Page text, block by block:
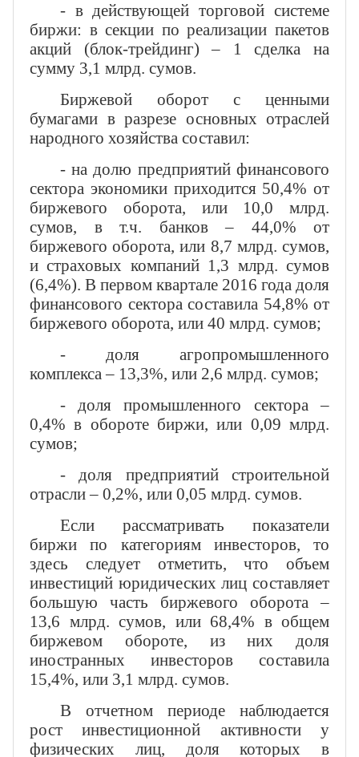
- в действующей торговой системе
биржи: в секции по реализации пакетов
акций (блок-трейдинг) – 1 сделка на
сумму 3,1 млрд. сумов.
Биржевой оборот с ценными
бумагами в разрезе основных отраслей
народного хозяйства составил:
- на долю предприятий финансового
сектора экономики приходится 50,4% от
биржевого оборота, или 10,0 млрд.
сумов, в т.ч. банков – 44,0% от
биржевого оборота, или 8,7 млрд. сумов,
и страховых компаний 1,3 млрд. сумов
(6,4%). В первом квартале 2016 года доля
финансового сектора составила 54,8% от
биржевого оборота, или 40 млрд. сумов;
- доля агропромышленного
комплекса – 13,3%, или 2,6 млрд. сумов;
- доля промышленного сектора –
0,4% в обороте биржи, или 0,09 млрд.
сумов;
- доля предприятий строительной
отрасли – 0,2%, или 0,05 млрд. сумов.
Если рассматривать показатели
биржи по категориям инвесторов, то
здесь следует отметить, что объем
инвестиций юридических лиц составляет
большую часть биржевого оборота –
13,6 млрд. сумов, или 68,4% в общем
биржевом обороте, из них доля
иностранных инвесторов составила
15,4%, или 3,1 млрд. сумов.
В отчетном периоде наблюдается
рост инвестиционной активности у
физических лиц, доля которых в